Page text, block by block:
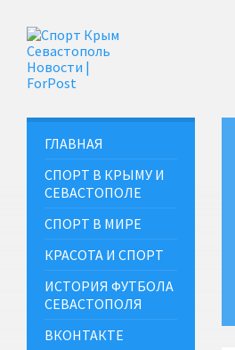
ГЛАВНАЯ
СПОРТ В КРЫМУ И
СЕВАСТОПОЛЕ
СПОРТ В МИРЕ
КРАСОТА И СПОРТ
ИСТОРИЯ ФУТБОЛА
СЕВАСТОПОЛЯ
ВКОНТАКТЕ